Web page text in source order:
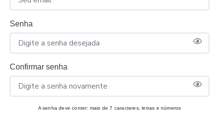
Senha
Confirmar senha
A senha deve conter: mais de 7 caracteres, letras e números